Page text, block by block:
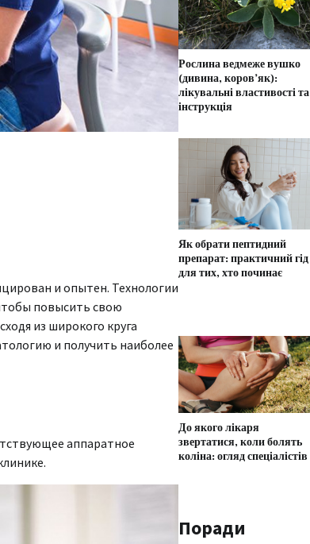
и опытен. Технологии
повысить свою
из широкого круга
и получить наиболее
аппаратное
Рослина ведмеже вушко
(дивина, коров’як):
лікувальні властивості та
інструкція
Як обрати пептидний
препарат: практичний гід
для тих, хто починає
До якого лікаря
звертатися, коли болять
коліна: огляд спеціалістів
Поради